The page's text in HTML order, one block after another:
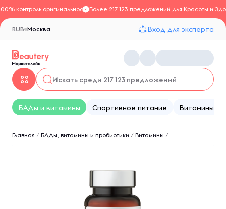
контроль оригинальностиБолее 217 123 предложений для Красоты и
Москва
RUB Вход для эксперта
БАДы и витамины Спортивное питание Витамины
Главная / БАДы, витамины и пробиотики / Витамины /